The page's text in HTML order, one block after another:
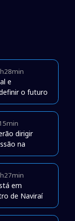
e
o futuro
dirigir
na
em
de Naviraí